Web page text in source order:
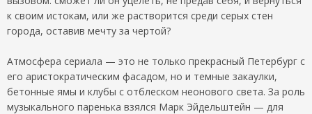
к своим истокам, или же растворится среди серых стен
города, оставив мечту за чертой?
Атмосфера сериала — это не только прекрасный Петербург с
его аристократическим фасадом, но и темные закаулки,
бетонные ямы и клубы с отблеском неонового света. За роль
музыкального паренька взялся Марк Эйдельштейн — для